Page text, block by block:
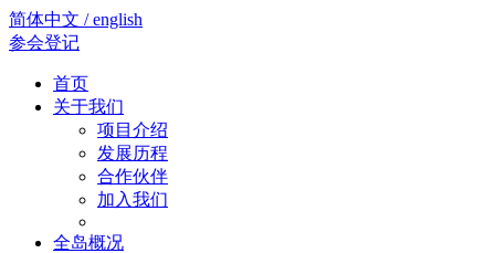
简体中文 / english
参会登记
首页
关于我们
项目介绍
发展历程
合作伙伴
加入我们
全岛概况